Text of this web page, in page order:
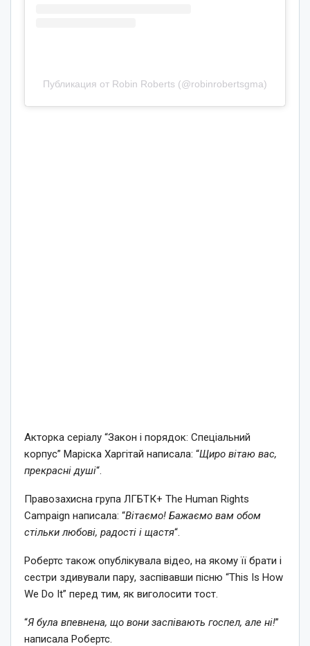
Публикация от Robin Roberts (@robinrobertsgma)
Акторка серіалу “Закон і порядок: Спеціальний
корпус” Маріска Харгітай написала: “Щиро вітаю вас,
прекрасні душі“.
Правозахисна група ЛГБТК+ The Human Rights
Campaign написала: “Вітаємо! Бажаємо вам обом
стільки любові, радості і щастя“.
Робертс також опублікувала відео, на якому її брати і
сестри здивували пару, заспівавши пісню “This Is How
We Do It” перед тим, як виголосити тост.
“Я була впевнена, що вони заспівають госпел, але ні!”
написала Робертс.